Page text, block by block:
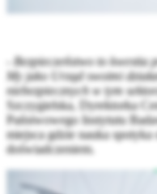
- Bezpieczeństwo to
My jako Urząd swoimi
niebezpiecznych w tym
Szczygielska, Dyrektorka
Państwowego Instytutu
miejsca gdzie nauka
doświadczeniem.